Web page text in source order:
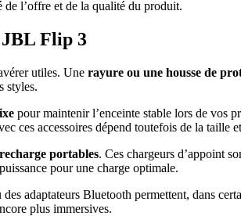
de l’offre et de la qualité du produit.
JBL Flip 3
utiles. Une rayure ou une housse de
styles.
pour maintenir l’enceinte stable lors de vos
ces accessoires dépend toutefois de la taille
portables. Ces chargeurs d’appoint
pour une charge optimale.
adaptateurs Bluetooth permettent, dans
plus immersives.